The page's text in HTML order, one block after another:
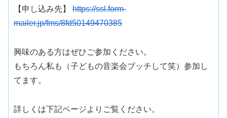
【申し込み先】 https://ssl.form-
mailer.jp/fms/8fd50149470385
興味のある方はぜひご参加ください。
もちろん私も（子どもの音楽会ブッチして笑）参加し
てます。
詳しくは下記ページよりご覧ください。